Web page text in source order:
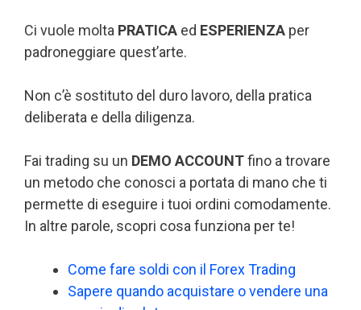
Ci vuole molta PRATICA ed ESPERIENZA per
padroneggiare quest’arte.
Non c’è sostituto del duro lavoro, della pratica
deliberata e della diligenza.
Fai trading su un DEMO ACCOUNTfino a trovare
un metodo che conosci a portata di mano che ti
permette di eseguire i tuoi ordini comodamente.
In altre parole, scopri cosa funziona per te!
Come fare soldi con il Forex Trading
Sapere quando acquistare o vendere una